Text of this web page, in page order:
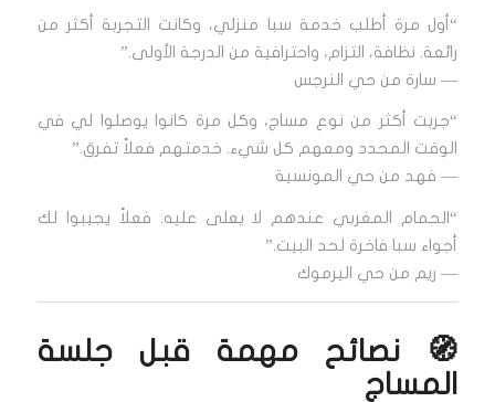
“أول مرة أطلب خدمة سبا منزلي، وكانت التجربة أكثر من
رائعة. نظافة، التزام، واحترافية من الدرجة الأولى.”
— سارة من حي النرجس
“جربت أكثر من نوع مساج، وكل مرة كانوا يوصلوا لي في
الوقت المحدد ومعهم كل شيء. خدمتهم فعلاً تفرق.”
— فهد من حي المونسية
“الحمام المغربي عندهم لا يعلى عليه. فعلاً يجيبوا لك
أجواء سبا فاخرة لحد البيت.”
— ريم من حي اليرموك
🧭 نصائح مهمة قبل جلسة
المساج